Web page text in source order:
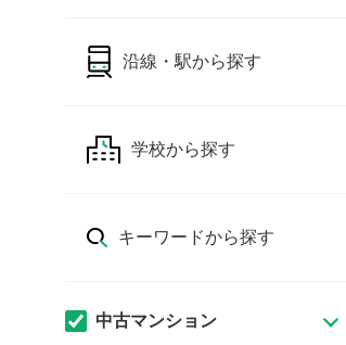
沿線・駅から探す
学校から探す
キーワードから探す
中古マンション